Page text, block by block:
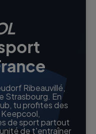
Ribeauvillé,
Strasbourg. En
tu profites des
de sport partout
de t'entraîner